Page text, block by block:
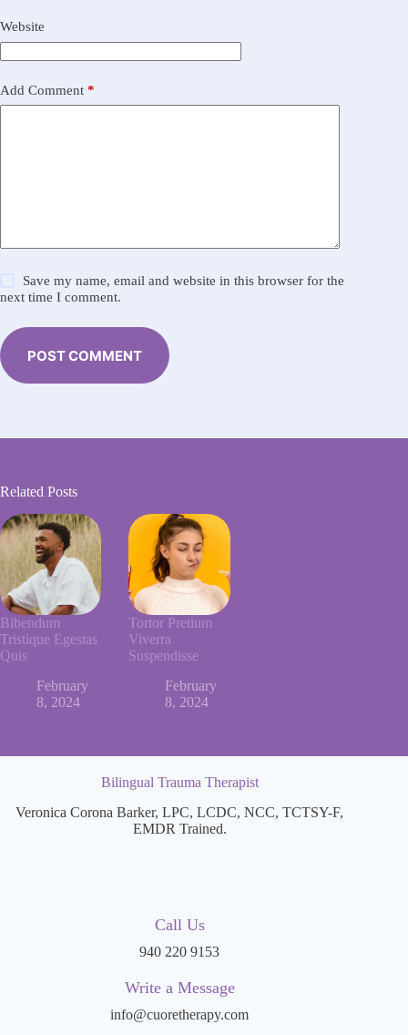
Website
Add Comment *
Save my name, email and website in this browser for the
next time I comment.
POST COMMENT
Related Posts
Bibendum
Tristique Egestas
Quis
February
8, 2024
Tortor Pretium
Viverra
Suspendisse
February
8, 2024
Bilingual Trauma Therapist
Veronica Corona Barker, LPC, LCDC, NCC, TCTSY-F,
EMDR Trained.
Call Us
940 220 9153
Write a Message
info@cuoretherapy.com